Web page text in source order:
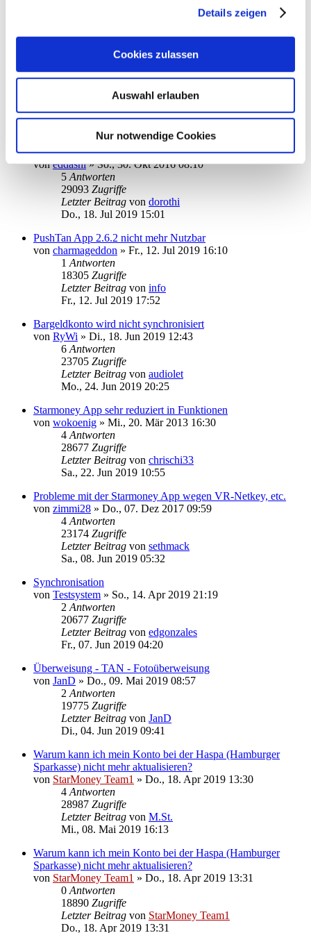
Details zeigen
Cookies zulassen
Auswahl erlauben
Nur notwendige Cookies
vonerkobo»Fr., 27. Sep 2019 13:37
Antworten
Zugriffe
Letzter Beitragvonerkobo
Touch ID
voneddashl»So., 30. Okt 2016 08:10
5 Antworten
29093 Zugriffe
Letzter Beitrag von dorothi
Do., 18. Jul 2019 15:01
PushTan App 2.6.2 nicht mehr Nutzbar
von charmageddon » Fr., 12. Jul 2019 16:10
1 Antworten
18305 Zugriffe
Letzter Beitrag von info
Fr., 12. Jul 2019 17:52
Bargeldkonto wird nicht synchronisiert
von RyWi » Di., 18. Jun 2019 12:43
6 Antworten
23705 Zugriffe
Letzter Beitrag von audiolet
Mo., 24. Jun 2019 20:25
Starmoney App sehr reduziert in Funktionen
von wokoenig » Mi., 20. Mär 2013 16:30
4 Antworten
28677 Zugriffe
Letzter Beitrag von chrischi33
Sa., 22. Jun 2019 10:55
Probleme mit der Starmoney App wegen VR-Netkey, etc.
von zimmi28 » Do., 07. Dez 2017 09:59
4 Antworten
23174 Zugriffe
Letzter Beitrag von sethmack
Sa., 08. Jun 2019 05:32
Synchronisation
von Testsystem » So., 14. Apr 2019 21:19
2 Antworten
20677 Zugriffe
Letzter Beitrag von edgonzales
Fr., 07. Jun 2019 04:20
Überweisung - TAN - Fotoüberweisung
von JanD » Do., 09. Mai 2019 08:57
2 Antworten
19775 Zugriffe
Letzter Beitrag von JanD
Di., 04. Jun 2019 09:41
Warum kann ich mein Konto bei der Haspa (Hamburger
Sparkasse) nicht mehr aktualisieren?
von StarMoney Team1 » Do., 18. Apr 2019 13:30
4 Antworten
28987 Zugriffe
Letzter Beitrag von M.St.
Mi., 08. Mai 2019 16:13
Warum kann ich mein Konto bei der Haspa (Hamburger
Sparkasse) nicht mehr aktualisieren?
von StarMoney Team1 » Do., 18. Apr 2019 13:31
0 Antworten
18890 Zugriffe
Letzter Beitrag von StarMoney Team1
Do., 18. Apr 2019 13:31